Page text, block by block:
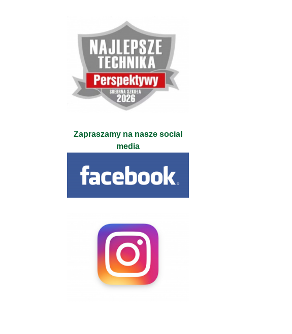
Zapraszamy na nasze social
media